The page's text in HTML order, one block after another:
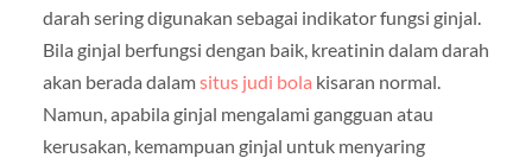
darah sering digunakan sebagai indikator fungsi ginjal.
Bila ginjal berfungsi dengan baik, kreatinin dalam darah
akan berada dalamsitus judi bola kisaran normal.
Namun, apabila ginjal mengalami gangguan atau
kerusakan, kemampuan ginjal untuk menyaring